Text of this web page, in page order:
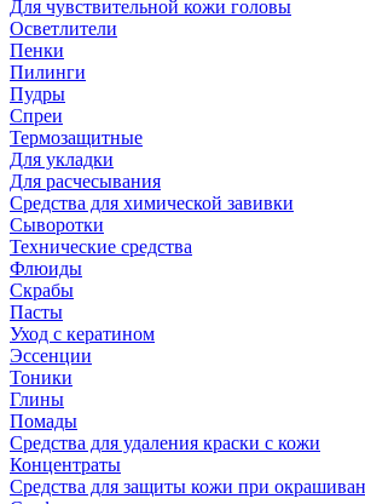
Для чувствительной кожи головы
Осветлители
Пенки
Пилинги
Пудры
Спреи
Термозащитные
Для укладки
Для расчесывания
Средства для химической завивки
Сыворотки
Технические средства
Флюиды
Скрабы
Пасты
Уход с кератином
Эссенции
Тоники
Глины
Помады
Средства для удаления краски с кожи
Концентраты
Средства для защиты кожи при